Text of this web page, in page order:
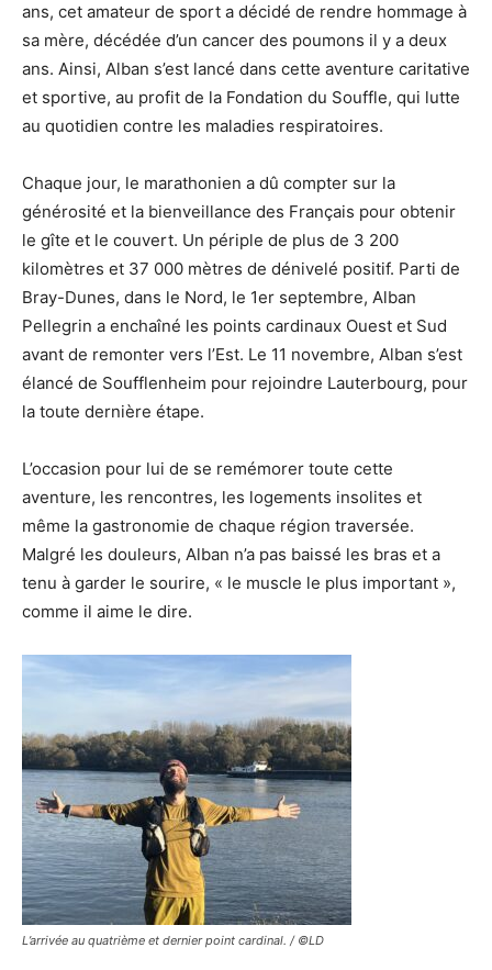
ans, cet amateur de sport a décidé de rendre hommage à
sa mère, décédée d’un cancer des poumons il y a deux
ans. Ainsi, Alban s’est lancé dans cette aventure caritative
et sportive, au profit de la Fondation du Souffle, qui lutte
au quotidien contre les maladies respiratoires.
Chaque jour, le marathonien a dû compter sur la
générosité et la bienveillance des Français pour obtenir
le gîte et le couvert. Un périple de plus de 3 200
kilomètres et 37 000 mètres de dénivelé positif. Parti de
Bray-Dunes, dans le Nord, le 1er septembre, Alban
Pellegrin a enchaîné les points cardinaux Ouest et Sud
avant de remonter vers l’Est. Le 11 novembre, Alban s’est
élancé de Soufflenheim pour rejoindre Lauterbourg, pour
la toute dernière étape.
L’occasion pour lui de se remémorer toute cette
aventure, les rencontres, les logements insolites et
même la gastronomie de chaque région traversée.
Malgré les douleurs, Alban n’a pas baissé les bras et a
tenu à garder le sourire, « le muscle le plus important »,
comme il aime le dire.
L’arrivée au quatrième et dernier point cardinal. / ©LD